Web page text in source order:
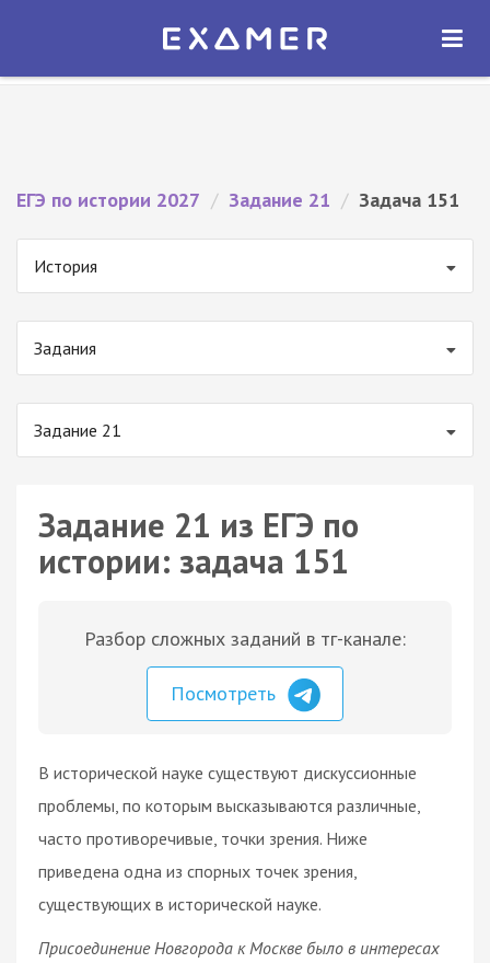
Экзамер — ЕГЭ 2027
ОТКРЫТЬ
ЕГЭ по истории 2027 / Задание 21 / Задача 151
История
Задания
Задание 21
Задание 21 из ЕГЭ по
истории: задача 151
Разбор сложных заданий в тг-канале:
Посмотреть
В исторической науке существуют дискуссионные
проблемы, по которым высказываются различные,
часто противоречивые, точки зрения. Ниже
приведена одна из спорных точек зрения,
существующих в исторической науке.
Присоединение Новгорода к Москве было в интересах